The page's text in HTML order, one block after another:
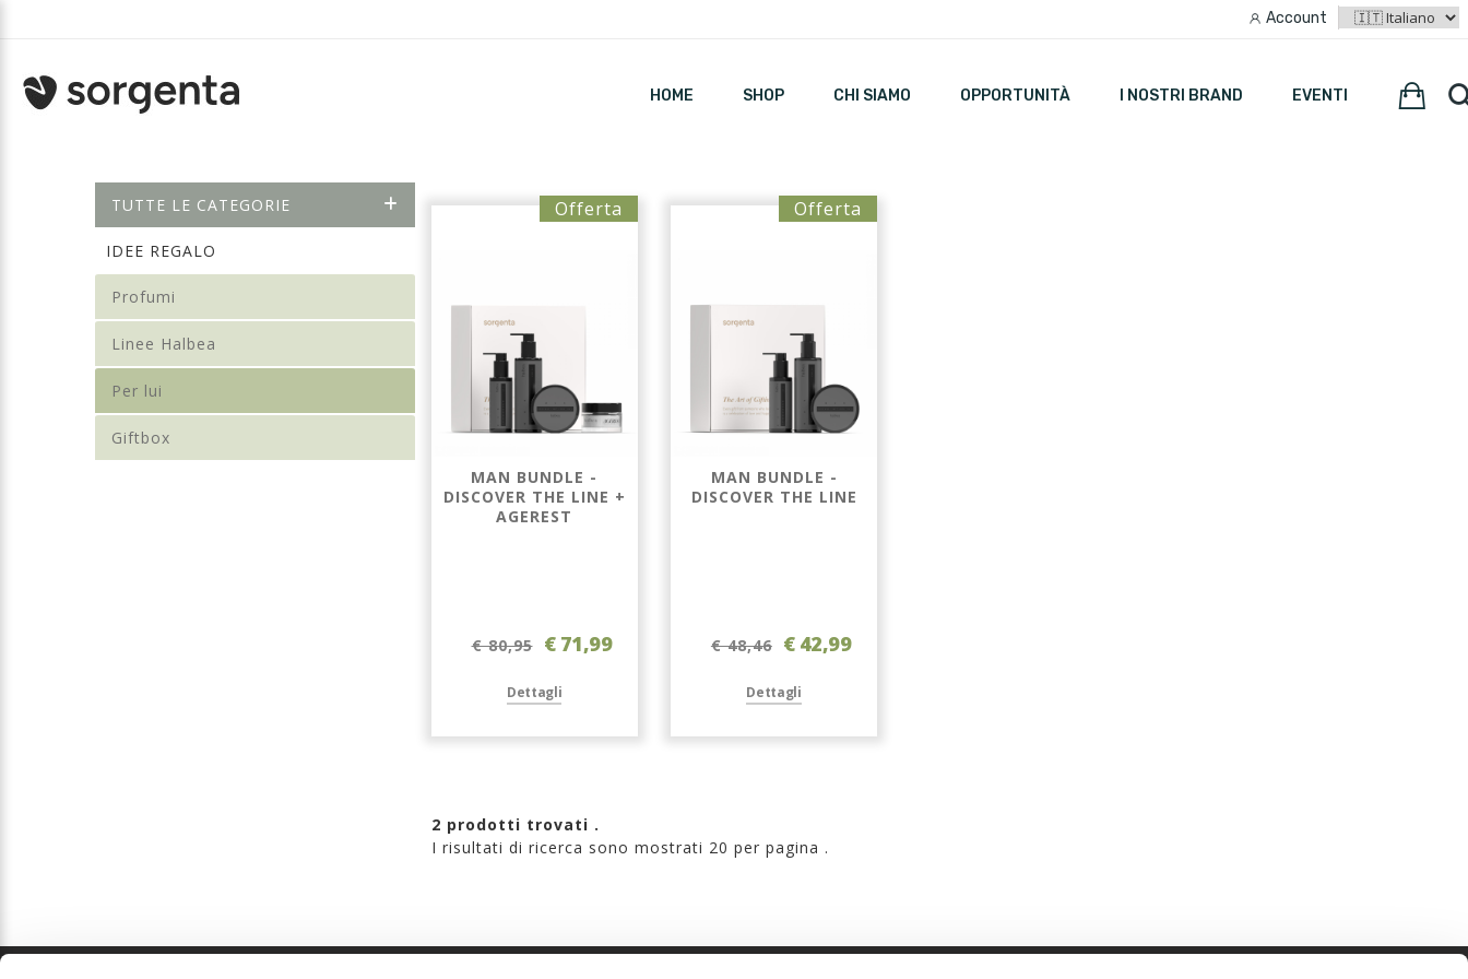
Account
HOME SHOP CHI SIAMO OPPORTUNITÀ I NOSTRI BRAND EVENTI
TUTTE LE CATEGORIE
IDEE REGALO
Profumi
Linee Halbea
Per lui
Giftbox
Offerta
MAN BUNDLE -
DISCOVER THE LINE +
AGEREST
€ 80,95 € 71,99
Dettagli
Offerta
MAN BUNDLE -
DISCOVER THE LINE
€ 48,46 € 42,99
Dettagli
2 prodotti trovati .
I risultati di ricerca sono mostrati 20 per pagina .